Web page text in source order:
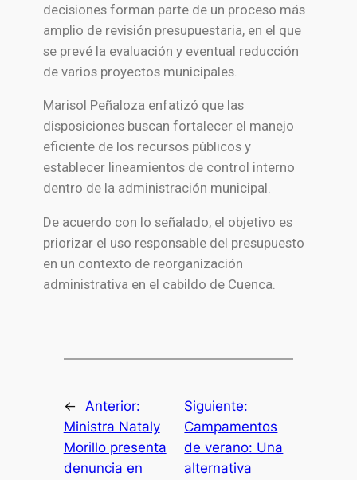
decisiones forman parte de un proceso más
amplio de revisión presupuestaria, en el que
se prevé la evaluación y eventual reducción
de varios proyectos municipales.
Marisol Peñaloza enfatizó que las
disposiciones buscan fortalecer el manejo
eficiente de los recursos públicos y
establecer lineamientos de control interno
dentro de la administración municipal.
De acuerdo con lo señalado, el objetivo es
priorizar el uso responsable del presupuesto
en un contexto de reorganización
administrativa en el cabildo de Cuenca.
← Anterior:
Ministra Nataly
Morillo presenta
denuncia en
Siguiente:
Campamentos
de verano: Una
alternativa